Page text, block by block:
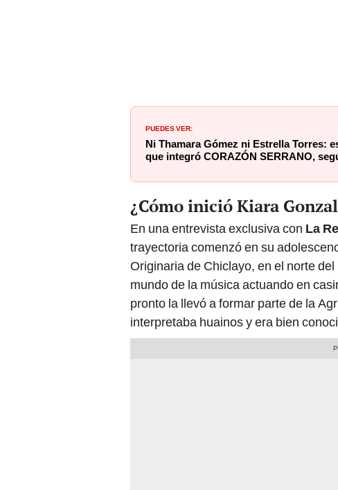
PUEDES VER:
Ni Thamara Gómez ni Estrella Torres:
que integró CORAZÓN SERRANO,
¿Cómo inició Kiara
En una entrevista exclusiva con La
trayectoria comenzó en su
Originaria de Chiclayo, en el norte
mundo de la música actuando en
pronto la llevó a formar parte de la
interpretaba huainos y era bien